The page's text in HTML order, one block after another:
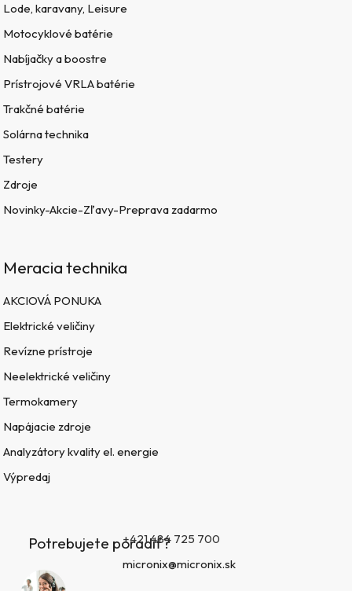
Lode, karavany, Leisure
Motocyklové batérie
Nabíjačky a boostre
Prístrojové VRLA batérie
Trakčné batérie
Solárna technika
Testery
Zdroje
Novinky-Akcie-Zľavy-Preprava zadarmo
Meracia technika
AKCIOVÁ PONUKA
Elektrické veličiny
Revízne prístroje
Neelektrické veličiny
Termokamery
Napájacie zdroje
Analyzátory kvality el. energie
Výpredaj
Potrebujete poradiť?+421 484 725 700
micronix@micronix.sk